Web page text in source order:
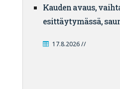
Kauden avaus,
esittäytymässä,
17.8.2026 //